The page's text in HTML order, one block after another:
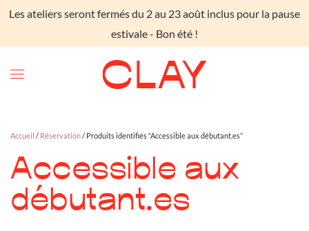
Les ateliers seront fermés du 2 au 23 août inclus pour la pause
estivale - Bon été !
Skip to main content
Accueil / Réservation/ Produits identifiés “Accessible aux débutant.es”
Accessible aux
débutant.es